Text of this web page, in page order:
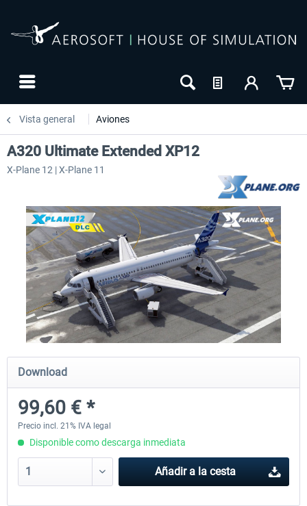
Vista general Aviones
Diamond DA-62
38,59 € *
Cessna 208 Grand Caravan
A320 Ultimate Extended XP12
X-Plane 12 | X-Plane 11
Download
99,60 € *
Precio incl. 21% IVA legal
Disponible como descarga inmediata
Añadir a la cesta